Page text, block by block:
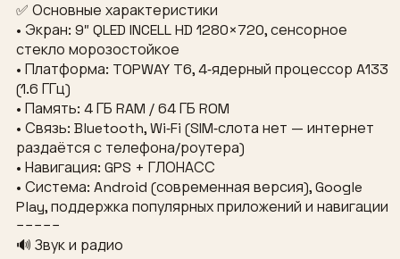
✅ Основные характеристики
• Экран: 9″ QLED INCELL HD 1280×720, сенсорное
стекло морозостойкое
• Платформа: TOPWAY T6, 4‑ядерный процессор A133
(1.6 ГГц)
• Память: 4 ГБ RAM / 64 ГБ ROM
• Связь: Bluetooth, Wi‑Fi (SIM‑слота нет — интернет
раздаётся с телефона/роутера)
• Навигация: GPS + ГЛОНАСС
• Система: Android (современная версия), Google
Play, поддержка популярных приложений и навигации
−−−−−
🔊 Звук и радио